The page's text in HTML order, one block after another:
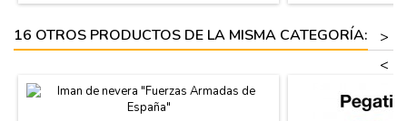
16 OTROS PRODUCTOS DE LA MISMA CATEGORÍA:
>
<